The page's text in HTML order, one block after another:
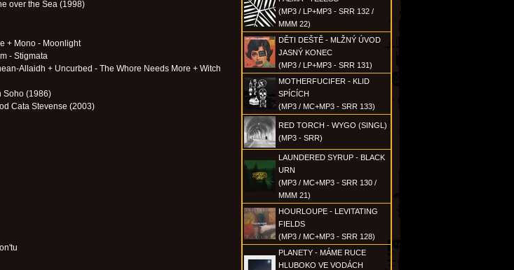
(MP3 / LP+MP3 - SRR 132 /
MMM 22)
DĚTI DEŠTĚ - MLŽNÝ ÚVOD
JASNÝ KONEC
(MP3 / LP+MP3 - SRR 131)
MOTHERFUCIFER - KLID
SPÍCÍCH
(MP3 / MC+MP3 - SRR 133)
RED TORCH - WYGO (SINGL)
(MP3 - SRR)
LAUNDERED SYRUP - BLACK
URN
(MP3 / MC+MP3 - SRR 130 /
MMM 21)
HOURLOUPE - LEVITATING
FIELDS
(MP3 / MC+MP3 - SRR 128)
PLANETY - MÁME RUCE
HLUBOKO VE VODÁCH
over the Sea (1998)
+ Mono - Moonlight
- Stigmata
Allaidh + Uncurbed - The Whore Needs More + Witch
Soho (1986)
Cata Stevense (2003)